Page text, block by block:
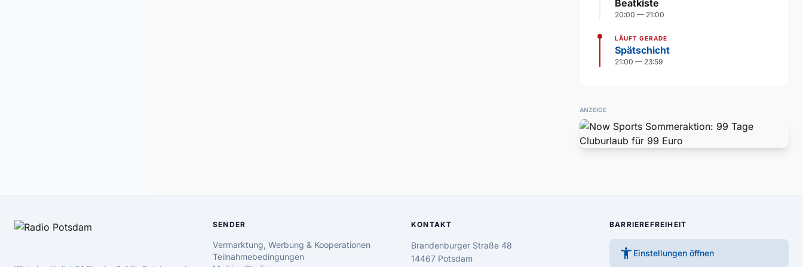
Beatkiste
20:00 — 21:00
LÄUFT GERADE
Spätschicht
21:00 — 23:59
ANZEIGE
SENDER
Vermarktung, Werbung & Kooperationen
Teilnahmebedingungen
KONTAKT
Brandenburger Straße 48
14467 Potsdam
BARRIEREFREIHEIT
accessibility_new Einstellungen öffnen